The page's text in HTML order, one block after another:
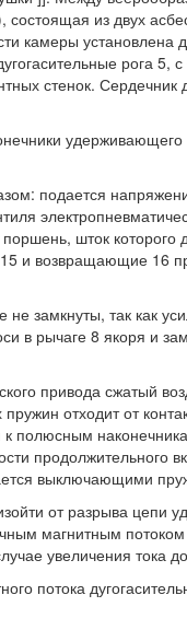
из двух
камеры установлена
рога 5,
стенок. Сердечник
удерживающего
подается
шток которого
и возвращающие 16
замкнуты, так как
в рычаге 8 якоря и
привода сжатый
отходит от
полюсным
продолжительного
выключающими
от разрыва цепи
магнитным
увеличения тока
потока